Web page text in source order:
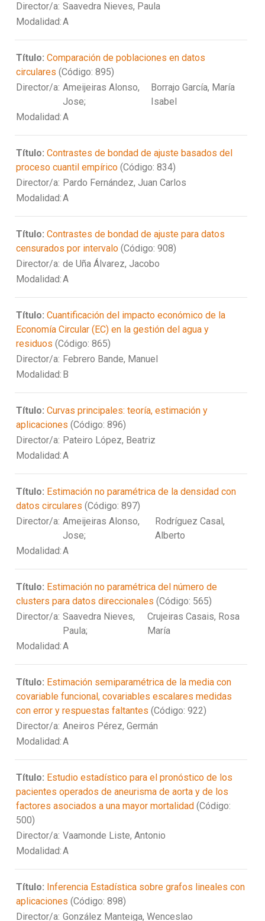
Director/a: Saavedra Nieves, Paula
Modalidad:A
Título: Comparación de poblaciones en datos
circulares (Código: 895)
Director/a: Ameijeiras Alonso,
Jose;
Borrajo García, María
Isabel
Modalidad:A
Título: Contrastes de bondad de ajuste basados del
proceso cuantil empírico (Código: 834)
Director/a: Pardo Fernández, Juan Carlos
Modalidad:A
Título: Contrastes de bondad de ajuste para datos
censurados por intervalo (Código: 908)
Director/a: de Uña Álvarez, Jacobo
Modalidad:A
Título: Cuantificación del impacto económico de la
Economía Circular (EC) en la gestión del agua y
residuos (Código: 865)
Director/a: Febrero Bande, Manuel
Modalidad: B
Título: Curvas principales: teoría, estimación y
aplicaciones (Código: 896)
Director/a: Pateiro López, Beatriz
Modalidad:A
Título: Estimación no paramétrica de la densidad con
datos circulares (Código: 897)
Director/a: Ameijeiras Alonso,
Jose;
Rodríguez Casal,
Alberto
Modalidad:A
Título: Estimación no paramétrica del número de
clusters para datos direccionales (Código: 565)
Director/a: Saavedra Nieves,
Paula;
Crujeiras Casais, Rosa
María
Modalidad:A
Título: Estimación semiparamétrica de la media con
covariable funcional, covariables escalares medidas
con error y respuestas faltantes (Código: 922)
Director/a: Aneiros Pérez, Germán
Modalidad:A
Título: Estudio estadístico para el pronóstico de los
pacientes operados de aneurisma de aorta y de los
factores asociados a una mayor mortalidad (Código:
500)
Director/a: Vaamonde Liste, Antonio
Modalidad:A
Título: Inferencia Estadística sobre grafos lineales con
aplicaciones (Código: 898)
Director/a: González Manteiga, Wenceslao